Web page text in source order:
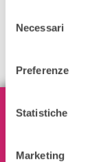
delNecessari
Preferenze
Statistiche
Marketing
Iscriviti alla